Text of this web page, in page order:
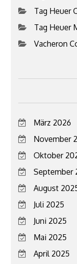
Tag Heuer
Tag Heuer
Vacheron
März 2026
November
Oktober
September
August
Juli 2025
Juni 2025
Mai 2025
April 2025